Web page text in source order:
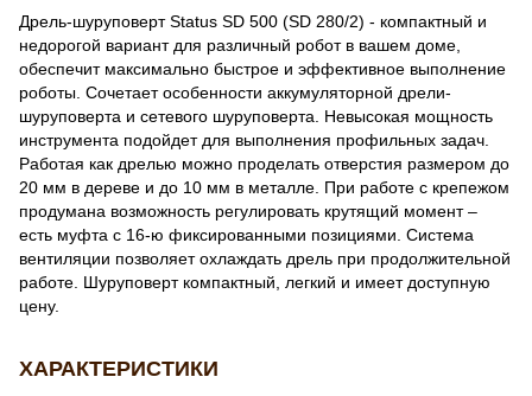
Дрель-шуруповерт Status SD 500 (SD 280/2) - компактный и
недорогой вариант для различный робот в вашем доме,
обеспечит максимально быстрое и эффективное выполнение
роботы. Сочетает особенности аккумуляторной дрели-
шуруповерта и сетевого шуруповерта. Невысокая мощность
инструмента подойдет для выполнения профильных задач.
Работая как дрелью можно проделать отверстия размером до
20 мм в дереве и до 10 мм в металле. При работе с крепежом
продумана возможность регулировать крутящий момент –
есть муфта с 16-ю фиксированными позициями. Система
вентиляции позволяет охлаждать дрель при продолжительной
работе. Шуруповерт компактный, легкий и имеет доступную
цену.
ХАРАКТЕРИСТИКИ